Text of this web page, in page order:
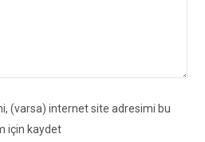
(varsa) internet site adresimi bu
için kaydet